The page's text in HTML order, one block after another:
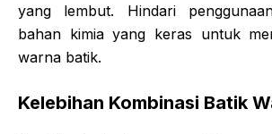
yang lembut. Hindari
bahan kimia yang keras untuk
warna batik.
Kelebihan Kombinasi Batik